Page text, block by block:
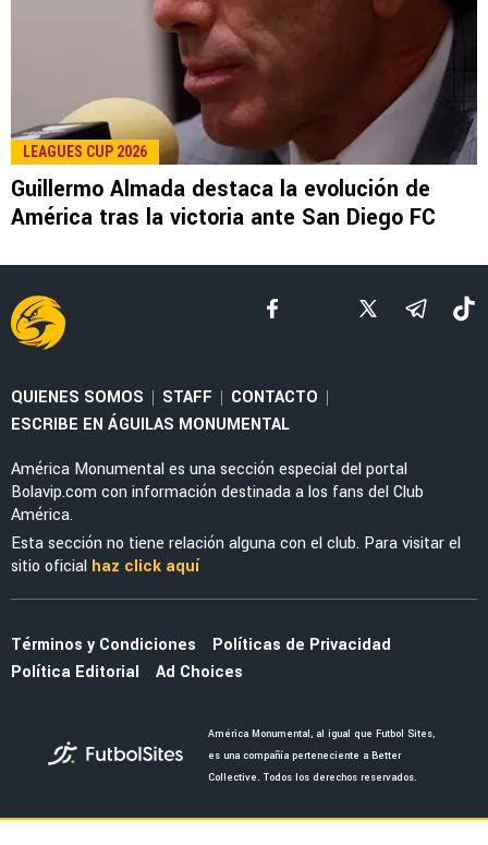
LEE TAMBIÉN
LEAGUES CUP 2026
La tajante frase de Guillermo Almada sobre la
actuación de Alan Cervantes ante San Diego
FC